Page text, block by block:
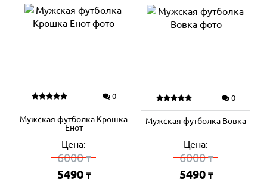
0
Мужская футболка Крошка
Енот
Цена:
6000₸
5490 ₸
0
Мужская футболка Вовка
Цена:
6000₸
5490 ₸